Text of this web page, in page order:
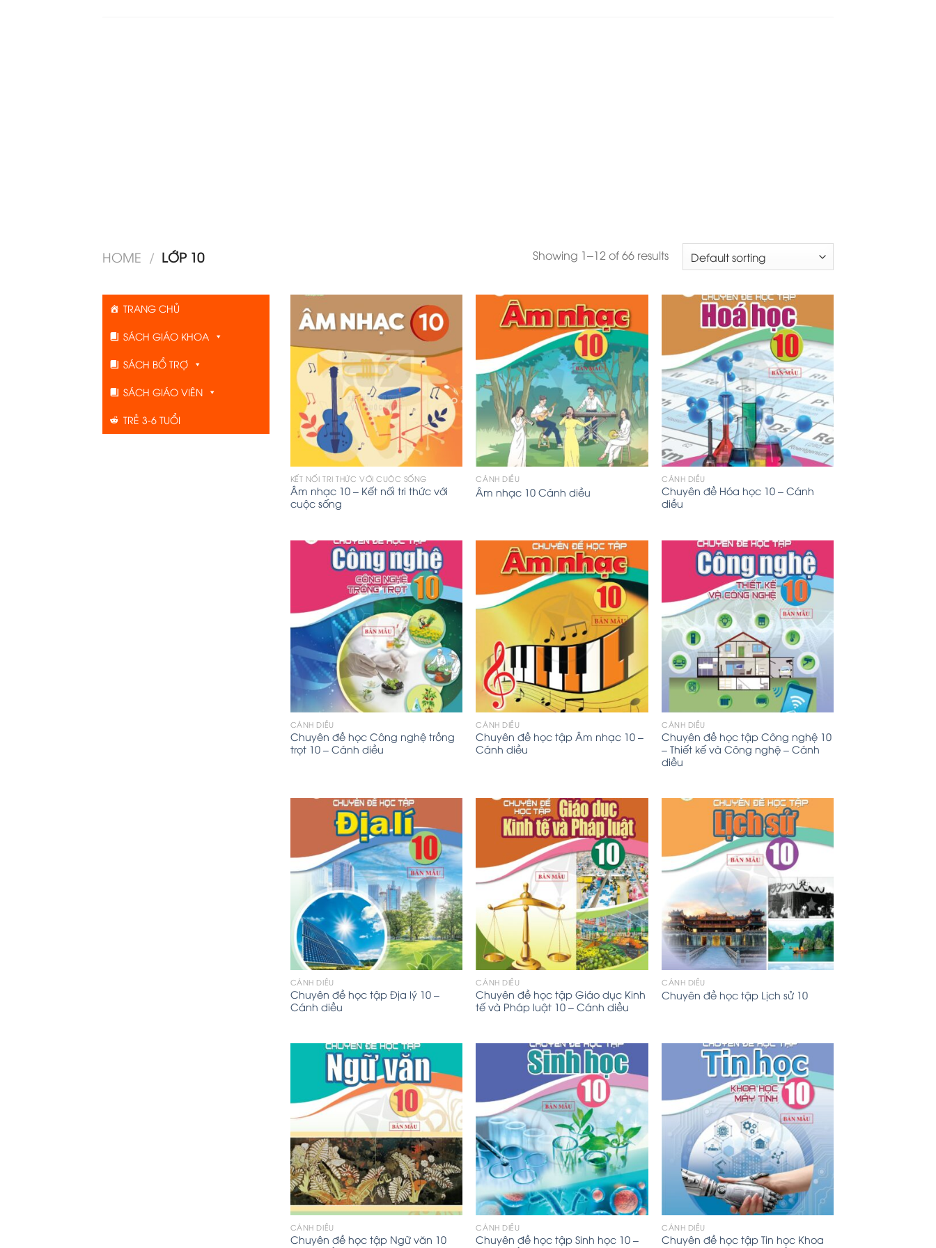
HOME / LỚP 10 Showing 1–12 of 66 results
TRANG CHỦ
SÁCH GIÁO KHOA
SÁCH BỔ TRỢ
SÁCH GIÁO VIÊN
TRẺ 3-6 TUỔI
KẾT NỐI TRI THỨC VỚI CUỘC SỐNG
Âm nhạc 10 – Kết nối tri thức với
cuộc sống
CÁNH DIỀU
Âm nhạc 10 Cánh diều
CÁNH DIỀU
Chuyên đề Hóa học 10 – Cánh
diều
CÁNH DIỀU
Chuyên đề học Công nghệ trồng
trọt 10 – Cánh diều
CÁNH DIỀU
Chuyên đề học tập Âm nhạc 10 –
Cánh diều
CÁNH DIỀU
Chuyên đề học tập Công nghệ 10
– Thiết kế và Công nghệ – Cánh
diều
CÁNH DIỀU
Chuyên đề học tập Địa lý 10 –
Cánh diều
CÁNH DIỀU
Chuyên đề học tập Giáo dục Kinh
tế và Pháp luật 10 – Cánh diều
CÁNH DIỀU
Chuyên đề học tập Lịch sử 10
CÁNH DIỀU
Chuyên đề học tập Ngữ văn 10
CÁNH DIỀU
Chuyên đề học tập Sinh học 10 –
CÁNH DIỀU
Chuyên đề học tập Tin học Khoa